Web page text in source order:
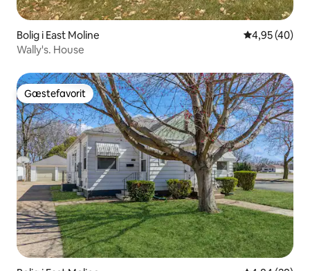
Bolig i East Moline 4,95 ud af 5 i
4,95 (40)
Wally's. House
Gæstefavorit
Gæstefavorit